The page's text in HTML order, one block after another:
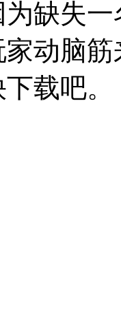
缺失
动脑
载吧。